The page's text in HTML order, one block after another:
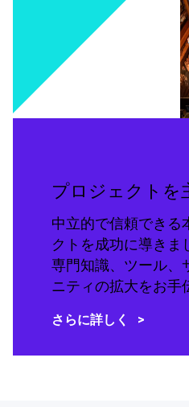
プロジェクトを
中立的で信頼できる
クトを成功に導きま
専門知識、ツール、
ニティの拡大をお手
さらに詳しく